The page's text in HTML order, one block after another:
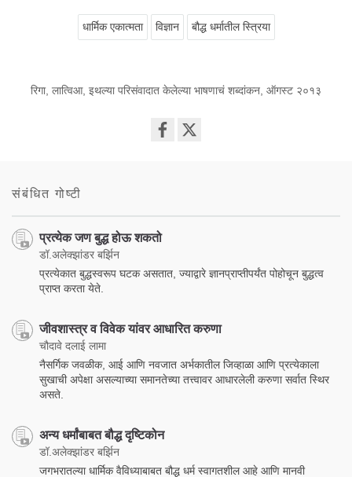
धार्मिक एकात्मता विज्ञान बौद्ध धर्मातील स्त्रिया
रिगा, लात्विआ, इथल्या परिसंवादात केलेल्या भाषणाचं शब्दांकन, ऑगस्ट २०१३
संबंधित गोष्टी
प्रत्येक जण बुद्ध होऊ शकतो
डॉ.अलेक्झांडर बर्झिन
प्रत्येकात बुद्धस्वरूप घटक असतात, ज्याद्वारे ज्ञानप्राप्तीपर्यंत पोहोचून बुद्धत्व
प्राप्त करता येते.
जीवशास्त्र व विवेक यांवर आधारित करुणा
चौदावे दलाई लामा
नैसर्गिक जवळीक, आई आणि नवजात अर्भकातील जिव्हाळा आणि प्रत्येकाला
सुखाची अपेक्षा असल्याच्या समानतेच्या तत्त्वावर आधारलेली करुणा सर्वात स्थिर
असते.
अन्य धर्मांबाबत बौद्ध दृष्टिकोन
डॉ.अलेक्झांडर बर्झिन
जगभरातल्या धार्मिक वैविध्याबाबत बौद्ध धर्म स्वागतशील आहे आणि मानवी